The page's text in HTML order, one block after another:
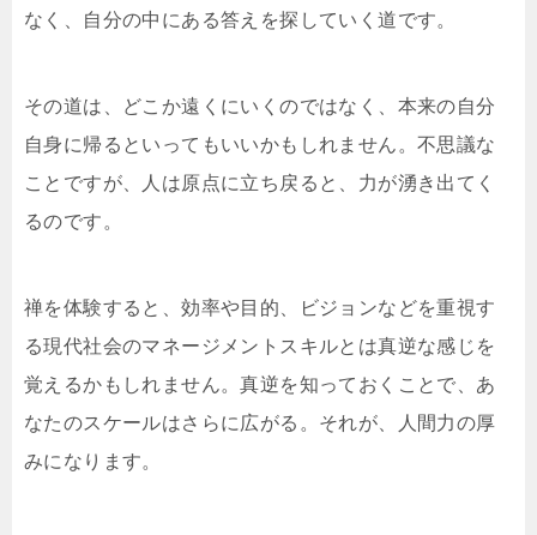
なく、自分の中にある答えを探していく道です。
その道は、どこか遠くにいくのではなく、本来の自分
自身に帰るといってもいいかもしれません。不思議な
ことですが、人は原点に立ち戻ると、力が湧き出てく
るのです。
禅を体験すると、効率や目的、ビジョンなどを重視す
る現代社会のマネージメントスキルとは真逆な感じを
覚えるかもしれません。真逆を知っておくことで、あ
なたのスケールはさらに広がる。それが、人間力の厚
みになります。